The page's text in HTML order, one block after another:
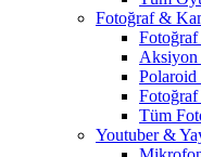
Fotoğraf &
Aksiyon
Fotoğraf
Tüm
Youtuber &